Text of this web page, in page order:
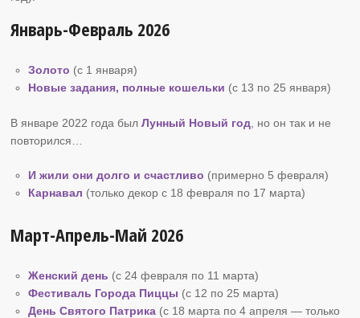
Январь-Февраль 2026
Золото (с 1 января)
Новые задания, полные кошельки (с 13 по 25 января)
В январе 2022 года былЛунный Новый год , но он так и не
повторился…
И жили они долго и счастливо (примерно 5 февраля)
Карнавал (только декор с 18 февраля по 17 марта)
Март-Апрель-Май 2026
Женский день (с 24 февраля по 11 марта)
Фестиваль Города Пиццы (с 12 по 25 марта)
День Святого Патрика (с 18 марта по 4 апреля — только